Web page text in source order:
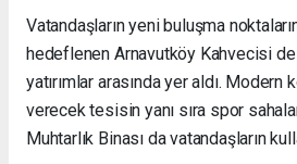
Vatandaşların yeni buluşma
hedeflenen Arnavutköy Kahvecisi de
yatırımlar arasında yer aldı.
verecek tesisin yanı sıra spor
Muhtarlık Binası da vatandaşların